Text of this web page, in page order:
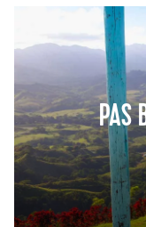
PAS